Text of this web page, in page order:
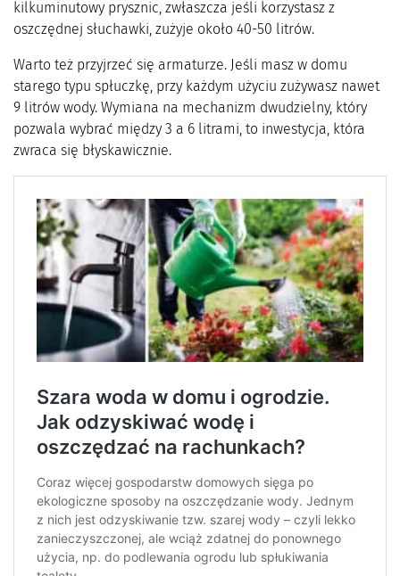
kilkuminutowy prysznic, zwłaszcza jeśli korzystasz z
oszczędnej słuchawki, zużyje około 40-50 litrów.
Warto też przyjrzeć się armaturze. Jeśli masz w domu
starego typu spłuczkę, przy każdym użyciu zużywasz nawet
9 litrów wody. Wymiana na mechanizm dwudzielny, który
pozwala wybrać między 3 a 6 litrami, to inwestycja, która
zwraca się błyskawicznie.